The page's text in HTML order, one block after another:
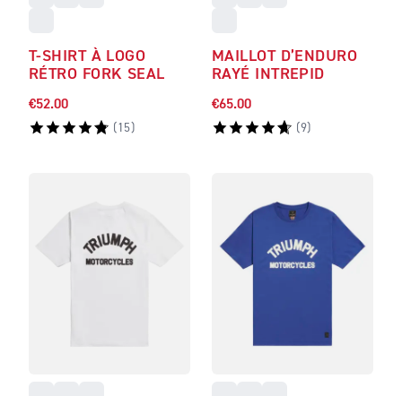
T-SHIRT À LOGO
RÉTRO FORK SEAL
€52.00
( 15)
MAILLOT D’ENDURO
RAYÉ INTREPID
€65.00
(9)